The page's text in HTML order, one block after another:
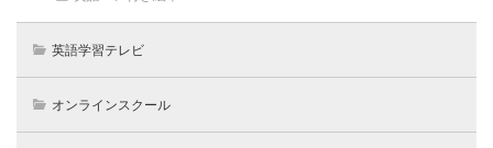
英語学習テレビ
オンラインスクール